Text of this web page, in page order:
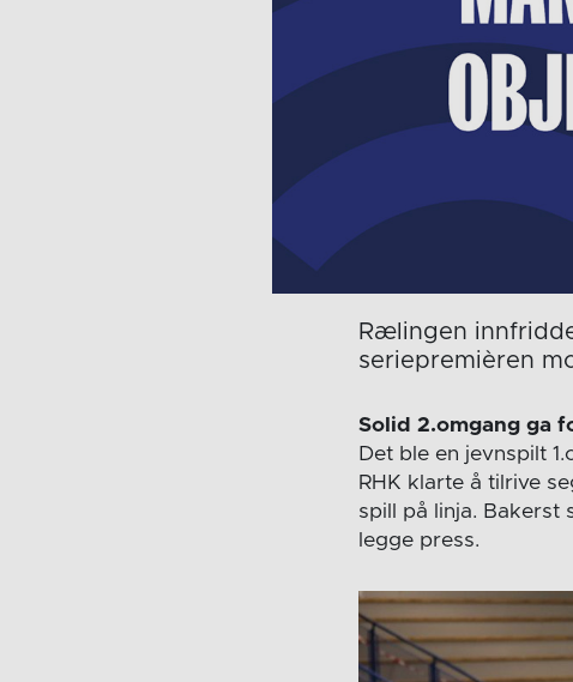
Rælingen
seriepremièren
Solid 2.omgang ga
Det ble en jevnspilt
RHK klarte å tilrive
spill på linja. Bakerst
legge press.